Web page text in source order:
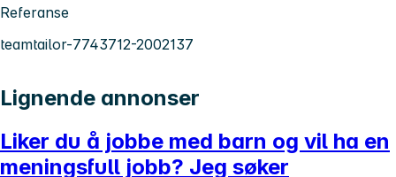
Referanse
teamtailor-7743712-2002137
Lignende annonser
Liker du å jobbe med barn og vil ha en
meningsfull jobb? Jeg søker